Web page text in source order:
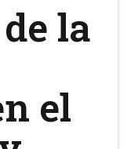
la
el